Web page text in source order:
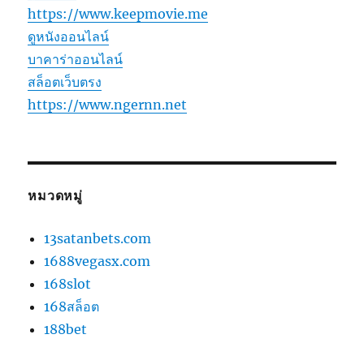
https://www.keepmovie.me
ดูหนังออนไลน์
บาคาร่าออนไลน์
สล็อตเว็บตรง
https://www.ngernn.net
หมวดหมู่
13satanbets.com
1688vegasx.com
168slot
168สล็อต
188bet